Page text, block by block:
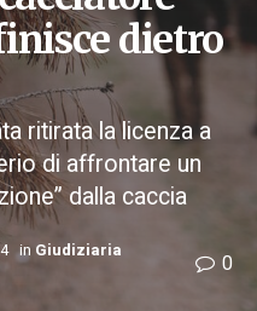
dietro
ritirata la licenza a
di affrontare un
dalla caccia
in Giudiziaria
0